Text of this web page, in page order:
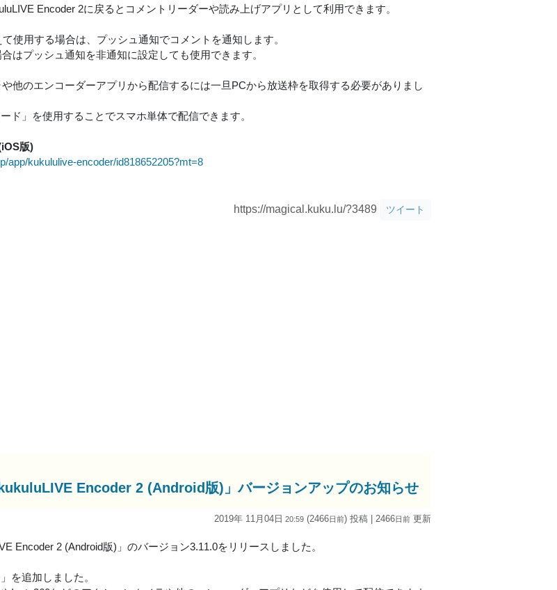
Encoder 2に戻るとコメントリーダーや読み上げアプリとして利用できます。
使用する場合は、プッシュ通知でコメントを通知します。
はプッシュ通知を非通知に設定しても使用できます。
他のエンコーダーアプリから配信するには一旦PCから放送枠を取得する必要がありまし
ド」を使用することでスマホ単体で配信できます。
版)
app/kukululive-encoder/id818652205?mt=8
https://magical.kuku.lu/?3489 ツイート
Encoder 2 (Android版)」バージョンアップのお知らせ
2019年 11月04日 20:59 (2466日前) 投稿 | 2466日前 更新
Encoder 2 (Android版)」のバージョン3.11.0をリリースしました。
を追加しました。